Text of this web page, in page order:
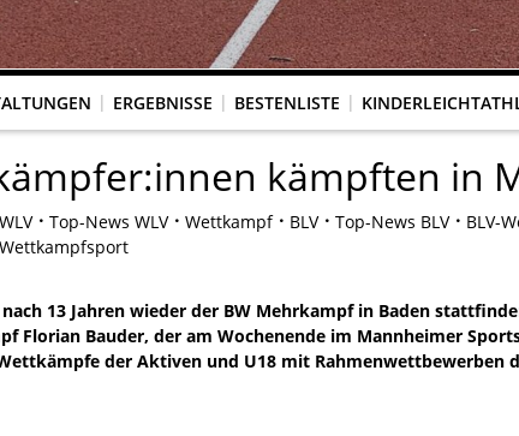
ERGEBNISSE BESTENLISTE
kämpften in
WLV Top-News WLV Wettkampf BLV Top-News BLV BLV-
Wettkampfsport
nach 13 Jahren wieder der BW Mehrkampf in Baden
Florian Bauder, der am Wochenende im Mannheimer
der Aktiven und U18 mit